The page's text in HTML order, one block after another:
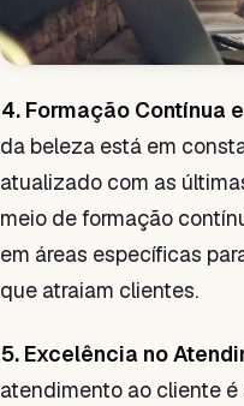
4. Formação Contínua
da beleza está em
atualizado com as
meio de formação
em áreas específicas
que atraiam clientes.
5. Excelência no
atendimento ao cliente